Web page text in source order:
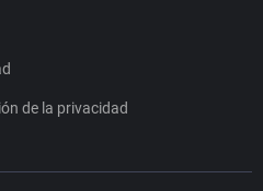
de la privacidad